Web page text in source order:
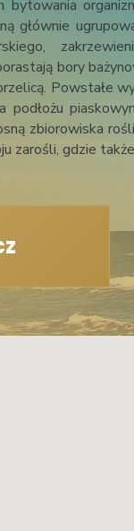
głównie
bory
Powstałe
podłożu
zbiorowiska
zarośli, gdzie